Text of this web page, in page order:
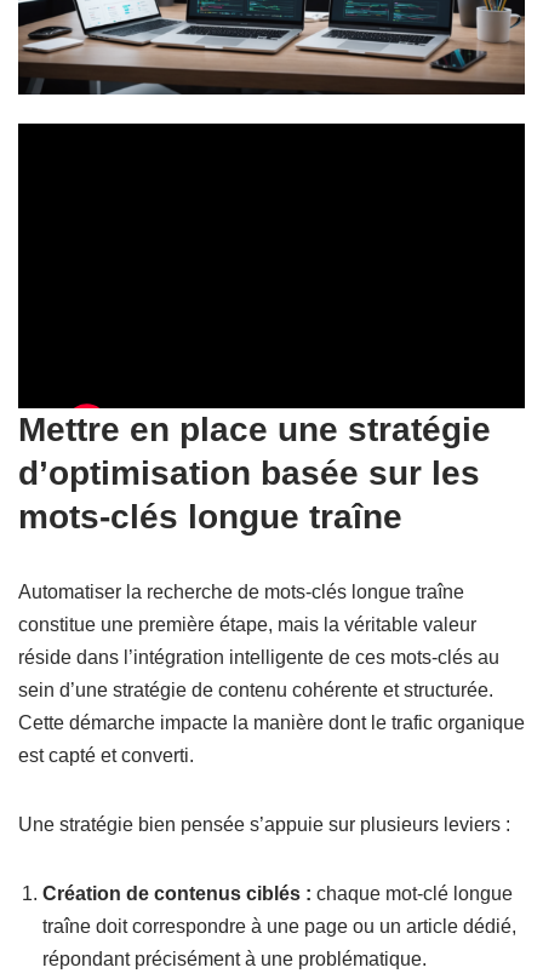
Mettre en place une stratégie
d’optimisation basée sur les
mots-clés longue traîne
Automatiser la recherche de mots-clés longue traîne
constitue une première étape, mais la véritable valeur
réside dans l’intégration intelligente de ces mots-clés au
sein d’une stratégie de contenu cohérente et structurée.
Cette démarche impacte la manière dont le trafic organique
est capté et converti.
Une stratégie bien pensée s’appuie sur plusieurs leviers :
Création de contenus ciblés : chaque mot-clé longue
traîne doit correspondre à une page ou un article dédié,
répondant précisément à une problématique.